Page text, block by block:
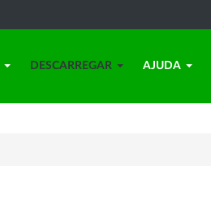
DESCARREGAR AJUDA